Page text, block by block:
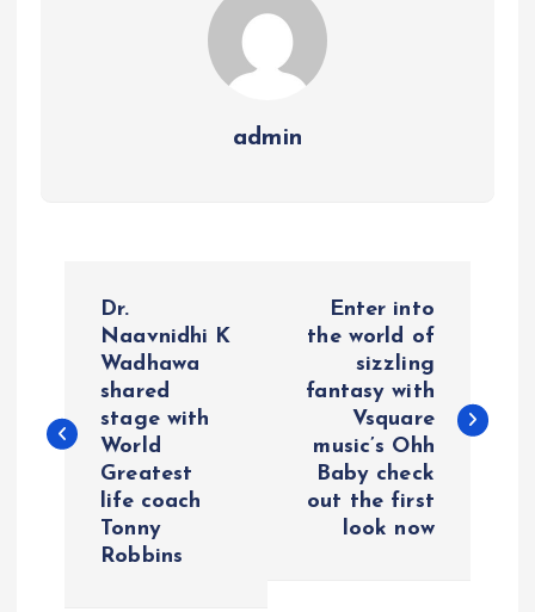
admin
t
Dr.
Naavnidhi K
Wadhawa
shared
stage with
World
Greatest
life coach
Tonny
Robbins
Enter into
the world of
sizzling
fantasy with
Vsquare
music’s Ohh
Baby check
out the first
look now